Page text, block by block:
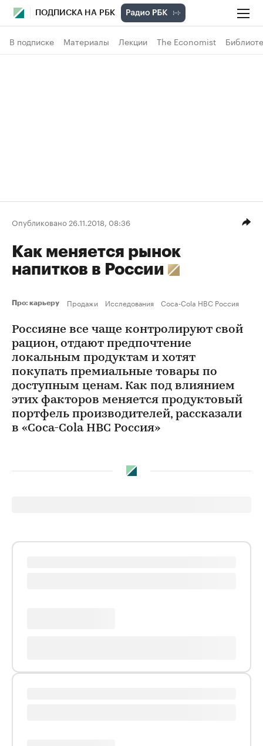
ПОДПИСКА НА РБК
В подписке Материалы Лекции The Economist
Опубликовано 26.11.2018, 08:36
Как меняется рынок
напитков в России
Про: карьеру Продажи Исследования Coca-Cola HBC Россия
Россияне все чаще контролируют свой
рацион, отдают предпочтение
локальным продуктам и хотят
покупать премиальные товары по
доступным ценам. Как под влиянием
этих факторов меняется продуктовый
портфель производителей, рассказали
в «Coca-Cola HBC Россия»